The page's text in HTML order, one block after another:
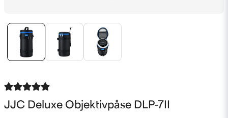
JJC Deluxe Objektivpåse DLP-7II